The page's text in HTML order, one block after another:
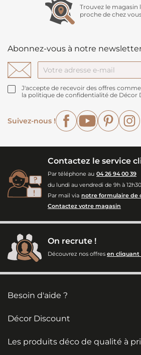
Trouvez le magasin
proche de chez
Abonnez-vous à notre
J'accepte de recevoir des offres
la politique de confidentialité de Décor
Suivez-nous !
FacebookYouTube
Contactez le service
Par téléphone au 04 26 94 00 39
du lundi au vendredi de 9h à
Par mail via notre formulaire de
Contactez votre magasin
On recrute !
Découvrez nos offres en cliquant
Besoin d'aide ?
Décor Discount
Les produits déco de qualité à